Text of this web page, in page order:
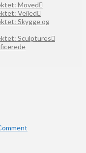
Moved
Veiled
Skygge og
Sculptures